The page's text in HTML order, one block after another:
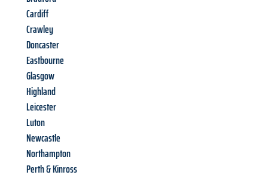
Cardiff
Crawley
Doncaster
Eastbourne
Glasgow
Highland
Leicester
Luton
Newcastle
Northampton
Perth & Kinross